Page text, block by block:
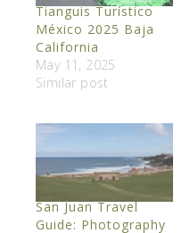
Tianguis Turístico
México 2025 Baja
California
May 11, 2025
Similar post
San Juan Travel
Guide: Photography